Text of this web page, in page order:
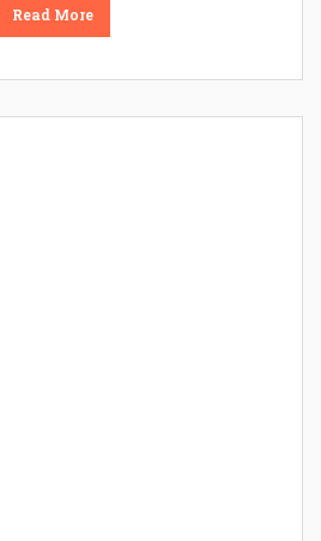
Read More